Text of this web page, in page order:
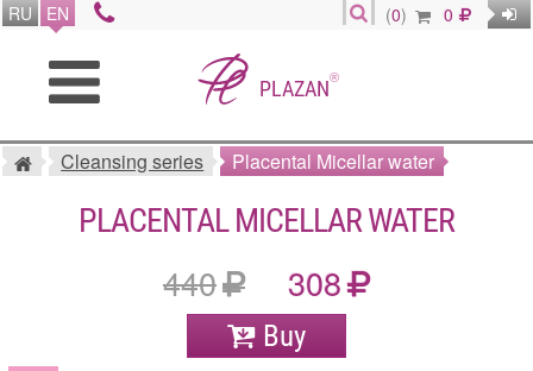
RU EN (0) 0
PLAZAN®
Cleansing series Placental Micellar water
PLACENTAL MICELLAR WATER
440 308
Buy